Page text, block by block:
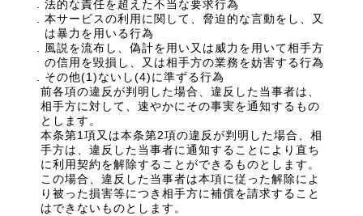
法的な責任を超えた不当な要求行為
本サービスの利用に関して、脅迫的な言動をし、又
は暴力を用いる行為
風説を流布し、偽計を用い又は威力を用いて相手方
の信用を毀損し、又は相手方の業務を妨害する行為
その他(1)ないし(4)に準ずる行為
前各項の違反が判明した場合、違反した当事者は、
相手方に対して、速やかにその事実を通知するもの
とします。
本条第1項又は本条第2項の違反が判明した場合、相
手方は、違反した当事者に通知することにより直ち
に利用契約を解除することができるものとします。
この場合、違反した当事者は本項に従った解除によ
り被った損害等につき相手方に補償を請求すること
はできないものとします。